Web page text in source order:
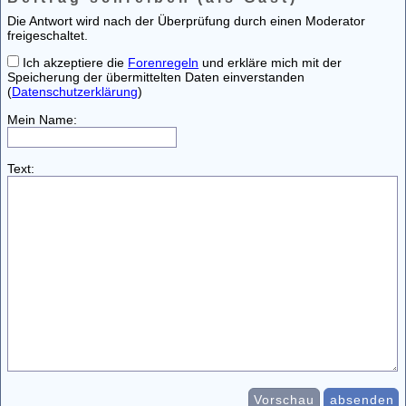
Die Antwort wird nach der Überprüfung durch einen Moderator
freigeschaltet.
Ich akzeptiere die Forenregeln und erkläre mich mit der
Speicherung der übermittelten Daten einverstanden
(Datenschutzerklärung)
Mein Name:
Text:
Vorschau absenden